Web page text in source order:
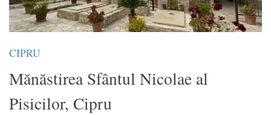
CIPRU
Mănăstirea Sfântul Nicolae al
Pisicilor, Cipru